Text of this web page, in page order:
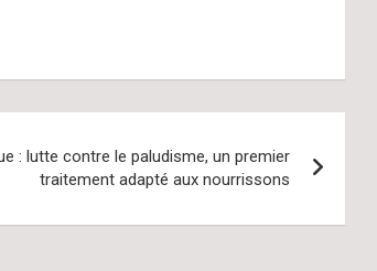
: lutte contre le paludisme, un premier
traitement adapté aux nourrissons